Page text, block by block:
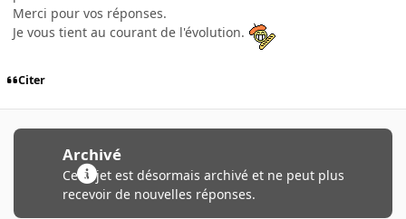
Merci pour vos réponses.
Je vous tient au courant de l'évolution.
Citer
Archivé
Ce sujet est désormais archivé et ne peut plus
recevoir de nouvelles réponses.